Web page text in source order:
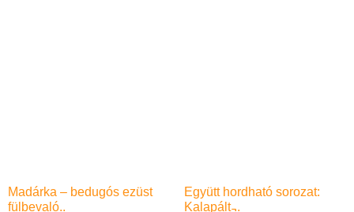
Madárka – bedugós ezüst
fülbevaló..
Együtt hordható sorozat:
Kalapált ̵..